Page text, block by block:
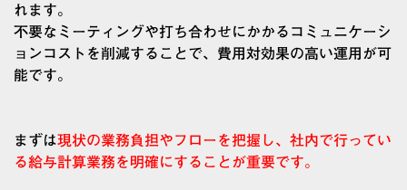
れます。
不要なミーティングや打ち合わせにかかるコミュニケーシ
ョンコストを削減することで、費用対効果の高い運用が可
能です。
まずは現状の業務負担やフローを把握し、社内で行ってい
る給与計算業務を明確にすることが重要です。